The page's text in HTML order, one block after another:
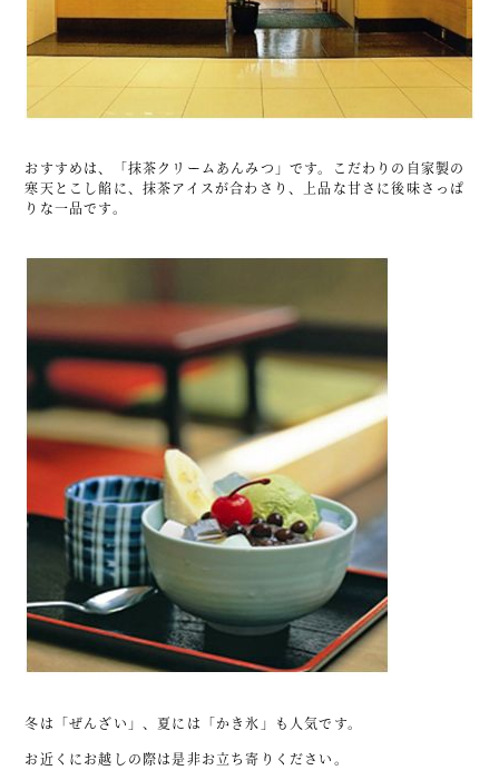
おすすめは、「抹茶クリームあんみつ」です。こだわりの自家製の
寒天とこし餡に、抹茶アイスが合わさり、上品な甘さに後味さっぱ
りな一品です。
冬は「ぜんざい」、夏には「かき氷」も人気です。
お近くにお越しの際は是非お立ち寄りください。